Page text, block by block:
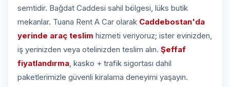
semtidir. Bağdat Caddesi sahil bölgesi, lüks butik
mekanlar. Tuana Rent A Car olarak Caddebostan'da
yerinde araç teslim hizmeti veriyoruz; ister evinizden,
iş yerinizden veya otelinizden teslim alın. Şeffaf
fiyatlandırma, kasko + trafik sigortası dahil
paketlerimizle güvenli kiralama deneyimi yaşayın.